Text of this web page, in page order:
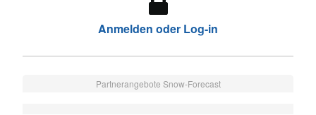
Anmelden oder Log-in
Partnerangebote Snow-Forecast